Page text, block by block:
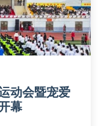
动会暨宠爱
幕